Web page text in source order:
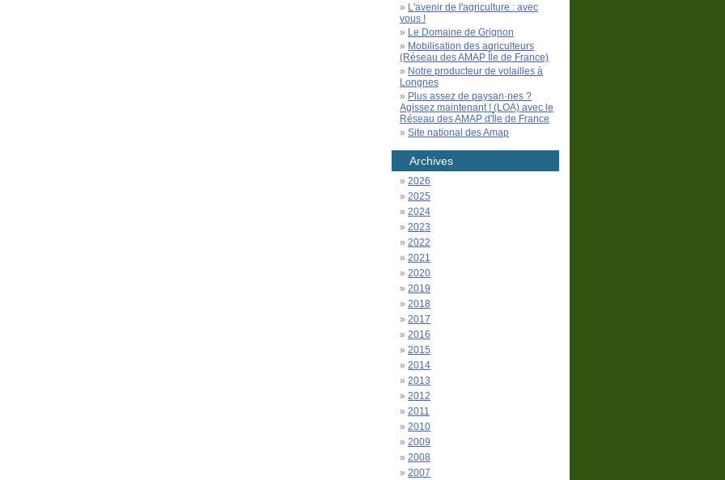
L'avenir de l'agriculture : avec
vous !
Le Domaine de Grignon
Mobilisation des agriculteurs
(Réseau des AMAP Île de France)
Notre producteur de volailles à
Longnes
Plus assez de paysan·nes ?
Agissez maintenant ! (LOA) avec le
Réseau des AMAP d'Île de France
Site national des Amap
Archives
2026
2025
2024
2023
2022
2021
2020
2019
2018
2017
2016
2015
2014
2013
2012
2011
2010
2009
2008
2007